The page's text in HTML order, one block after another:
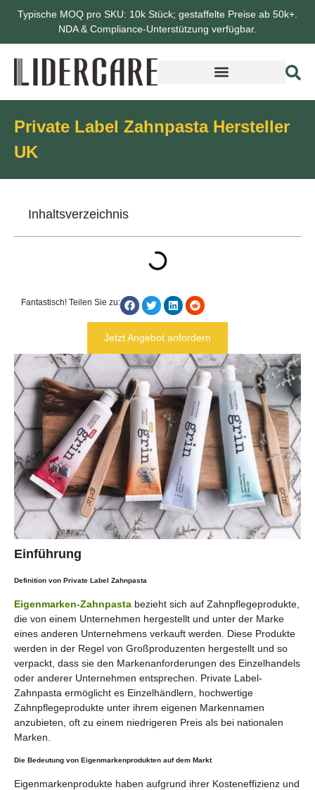
Typische MOQ pro SKU: 10k Stück; gestaffelte Preise ab 50k+.
NDA & Compliance-Unterstützung verfügbar.
Private Label Zahnpasta Hersteller
UK
Einführung
Definition von Private Label Zahnpasta
Eigenmarken-Zahnpasta bezieht sich auf Zahnpflegeprodukte,
die von einem Unternehmen hergestellt und unter der Marke
eines anderen Unternehmens verkauft werden. Diese Produkte
werden in der Regel von Großproduzenten hergestellt und so
verpackt, dass sie den Markenanforderungen des Einzelhandels
oder anderer Unternehmen entsprechen. Private Label-
Zahnpasta ermöglicht es Einzelhändlern, hochwertige
Zahnpflegeprodukte unter ihrem eigenen Markennamen
anzubieten, oft zu einem niedrigeren Preis als bei nationalen
Marken.
Die Bedeutung von Eigenmarkenprodukten auf dem Markt
Eigenmarkenprodukte haben aufgrund ihrer Kosteneffizienz und
Inhaltsverzeichnis
Fantastisch! Teilen Sie zu:
Jetzt Angebot anfordern